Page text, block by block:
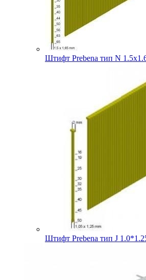
Штифт Prebena тип N
Штифт Prebena тип J